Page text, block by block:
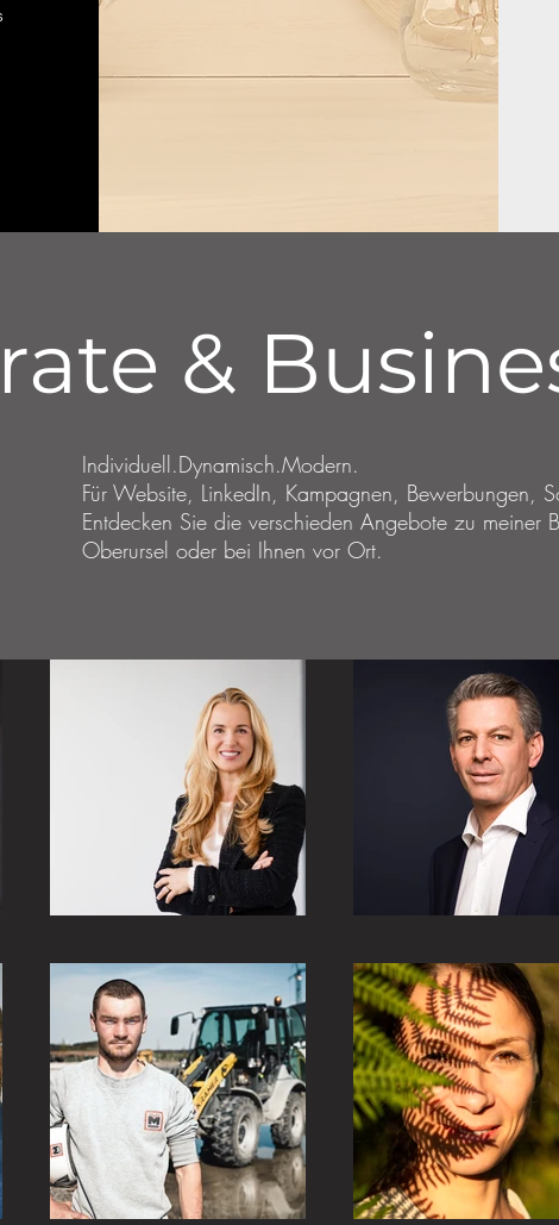
&
Individuell.Dynamisch.Modern.
Für Website, LinkedIn, Kampagnen, Bewerbungen,
Entdecken Sie die verschieden Angebote zu meiner
Oberursel oder bei Ihnen vor Ort.